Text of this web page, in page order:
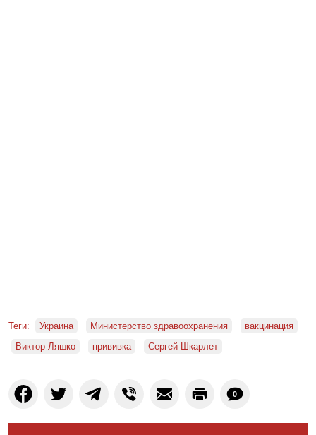
Теги: Украина Министерство здравоохранения
вакцинация
Виктор Ляшко
прививка Сергей Шкарлет
0